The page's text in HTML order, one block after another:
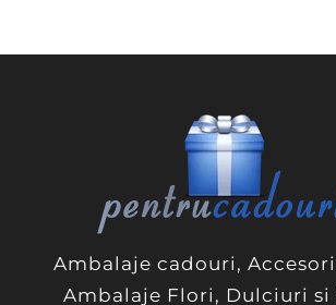
Ambalaje cadouri,
Ambalaje Flori, Dulciuri si